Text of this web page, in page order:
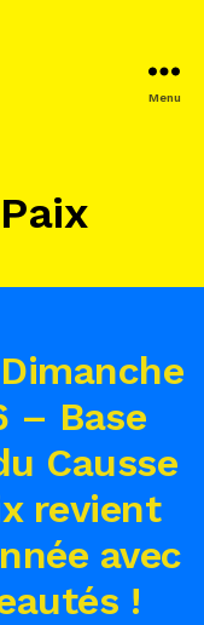
Menu
– Base
Causse
revient
avec
!